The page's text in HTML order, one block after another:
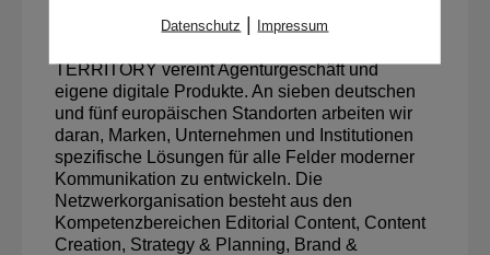
digitale Strategie.
TERRITORY vereint Agenturgeschäft und
eigene digitale Produkte. An sieben deutschen
und fünf europäischen Standorten arbeiten wir
daran, Marken, Unternehmen und Institutionen
spezifische Lösungen für alle Felder moderner
Kommunikation zu entwickeln. Die
Netzwerkorganisation besteht aus den
Kompetenzbereichen Editorial Content, Content
Creation, Strategy & Planning, Brand &
Datenschutz | Impressum